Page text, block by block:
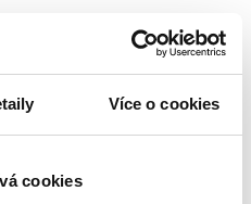
Více o cookies
cookies